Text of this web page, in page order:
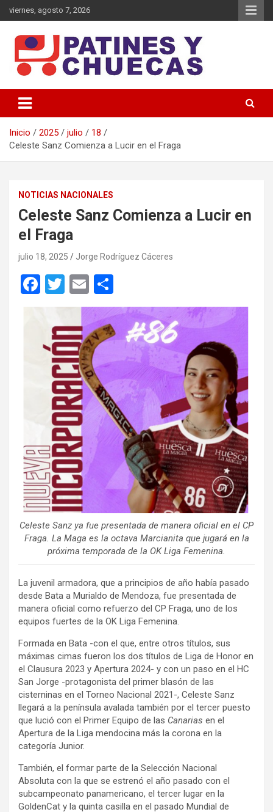
Saltar
al
viernes, agosto 7, 2026
Patines y Chuecas
Inicio 2025 julio
18
Celeste Sanz Comienza a Lucir en el Fraga
NOTICIAS NACIONALES
Celeste Sanz Comienza a Lucir en
el Fraga
julio 18, 2025 Jorge Rodríguez Cáceres
F
a
ce
b
T
wi
tt
er
E
m
ail
o
m
p
ar
tir
Celeste Sanz ya fue presentada de manera oficial en el CP
Fraga. La Maga es la octava Marcianita que jugará en la
próxima temporada de la OK Liga Femenina.
La juvenil armadora, que a principios de año había pasado
desde Bata a Murialdo de Mendoza, fue presentada de
manera oficial como refuerzo del CP Fraga, uno de los
equipos fuertes de la OK Liga Femenina.
Formada en Bata -con el que, entre otros títulos, sus
máximas cimas fueron los dos títulos de Liga de Honor en
el Clausura 2023 y Apertura 2024- y con un paso en el HC
San Jorge -protagonista del primer blasón de las
cisterninas en el Torneo Nacional 2021-, Celeste Sanz
llegará a la península avalada también por el tercer puesto
que lució con el Primer Equipo de las Canarias en el
Apertura de la Liga mendocina más la corona en la
categoría Junior.
También, el formar parte de la Selección Nacional
Absoluta con la que se estrenó el año pasado con el
subcampeonato panamericano, el tercer lugar en la
GoldenCat y la quinta casilla en el pasado Mundial de